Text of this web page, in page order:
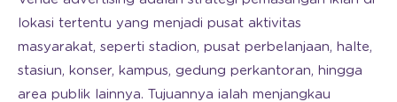
lokasi tertentu yang menjadi pusat aktivitas
masyarakat, seperti stadion, pusat perbelanjaan, halte,
stasiun, konser, kampus, gedung perkantoran, hingga
area publik lainnya. Tujuannya ialah menjangkau